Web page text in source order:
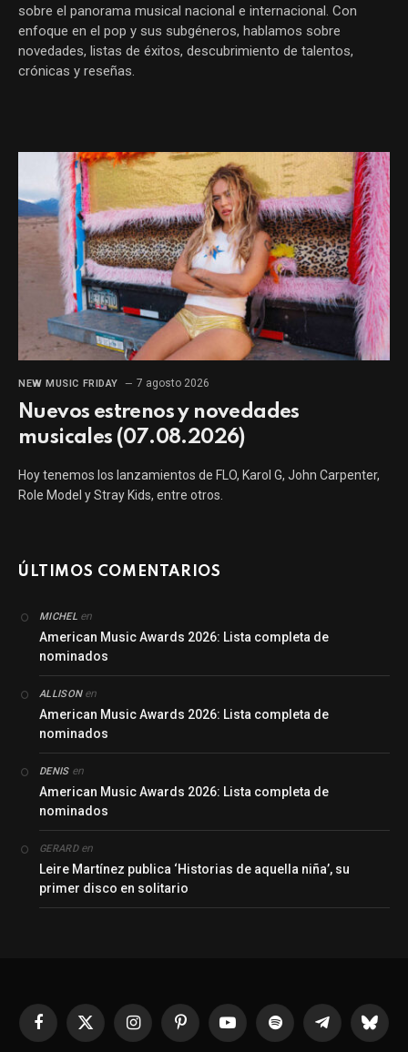
sobre el panorama musical nacional e internacional. Con
enfoque en el pop y sus subgéneros, hablamos sobre
novedades, listas de éxitos, descubrimiento de talentos,
crónicas y reseñas.
NEW MUSIC FRIDAY 7 agosto 2026
Nuevos estrenos y novedades
musicales (07.08.2026)
Hoy tenemos los lanzamientos de FLO, Karol G, John Carpenter,
Role Model y Stray Kids, entre otros.
ÚLTIMOS COMENTARIOS
MICHELen
American Music Awards 2026: Lista completa de
nominados
ALLISONen
American Music Awards 2026: Lista completa de
nominados
DENISen
American Music Awards 2026: Lista completa de
nominados
GERARDen
Leire Martínez publica ‘Historias de aquella niña’, su
primer disco en solitario
Facebook
X
InstagramPinterestYouTubeSpotify Telegrama